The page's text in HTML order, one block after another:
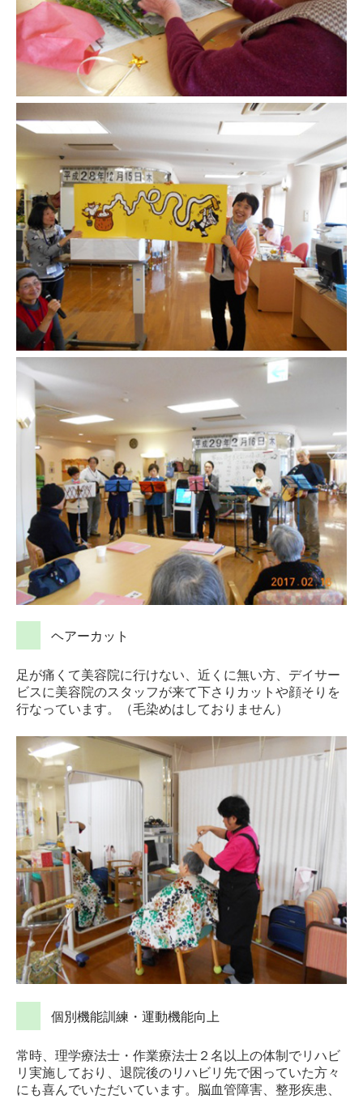
ヘアーカット
足が痛くて美容院に行けない、近くに無い方、デイサー
ビスに美容院のスタッフが来て下さりカットや顔そりを
行なっています。（毛染めはしておりません）
個別機能訓練・運動機能向上
常時、理学療法士・作業療法士２名以上の体制でリハビ
リ実施しており、退院後のリハビリ先で困っていた方々
にも喜んでいただいています。脳血管障害、整形疾患、